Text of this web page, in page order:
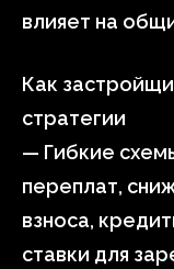
влияет на
Как
стратегии
— Гибкие
переплат,
взноса,
ставки для